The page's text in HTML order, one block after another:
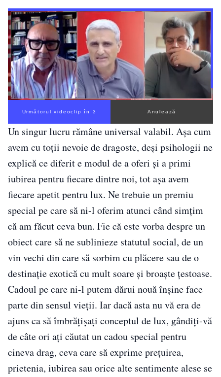
Următorul videoclip în 3 Anulează
Un singur lucru rămâne universal valabil. Așa cum
avem cu toții nevoie de dragoste, deși psihologii ne
explică ce diferit e modul de a oferi și a primi
iubirea pentru fiecare dintre noi, tot așa avem
fiecare apetit pentru lux. Ne trebuie un premiu
special pe care să ni-l oferim atunci când simțim
că am făcut ceva bun. Fie că este vorba despre un
obiect care să ne sublinieze statutul social, de un
vin vechi din care să sorbim cu plăcere sau de o
destinație exotică cu mult soare și broaște țestoase.
Cadoul pe care ni-l putem dărui nouă înșine face
parte din sensul vieții. Iar dacă asta nu vă era de
ajuns ca să îmbrățișați conceptul de lux, gândiți-vă
de câte ori ați căutat un cadou special pentru
cineva drag, ceva care să exprime prețuirea,
prietenia, iubirea sau orice alte sentimente alese se